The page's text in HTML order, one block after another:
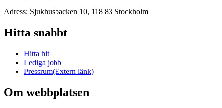
Adress: Sjukhusbacken 10, 118 83 Stockholm
Hitta snabbt
Hitta hit
Lediga jobb
Pressrum(Extern länk)
Om webbplatsen